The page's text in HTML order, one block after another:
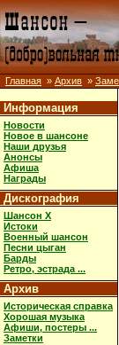
Главная » Архив »
Информация
Новости
Новое в шансоне
Наши друзья
Анонсы
Афиша
Награды
Дискография
Шансон X
Истоки
Военный шансон
Песни цыган
Барды
Ретро, эстрада ...
Архив
Историческая справка
Хорошая музыка
Афиши, постеры ...
Заметки